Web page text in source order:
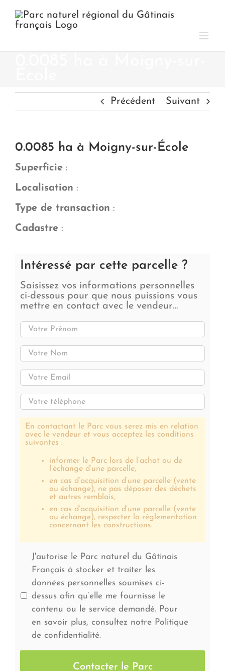
contenu
Précédent Suivant
0.0085 ha à Moigny-sur-École
Superficie :
Localisation :
Type de transaction :
Cadastre :
Intéressé par cette parcelle ?
Saisissez vos informations personnelles
ci-dessous pour que nous puissions vous
mettre en contact avec le vendeur…
En contactant le Parc vous serez mis en relation
avec le vendeur et vous acceptez les conditions
suivantes :
informer le Parc lors de l’achat ou de
l’échange d’une parcelle,
en cas d’acquisition d’une parcelle (vente
ou échange), ne pas déposer des déchets
et autres remblais,
en cas d’acquisition d’une parcelle (vente
ou échange), respecter la réglementation
concernant les constructions.
J'autorise le Parc naturel du Gâtinais
Français à stocker et traiter les
données personnelles soumises ci-
dessus afin qu’elle me fournisse le
contenu ou le service demandé. Pour
en savoir plus, consultez notre Politique
de confidentialité.